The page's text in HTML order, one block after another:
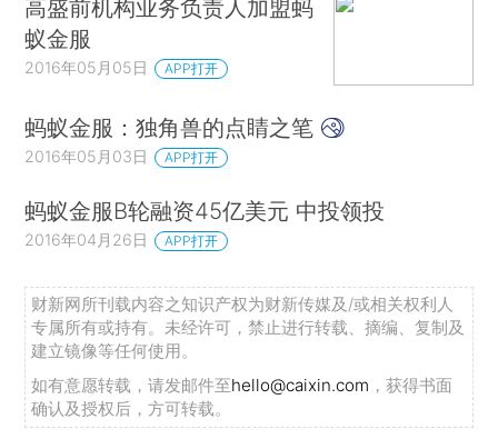
高盛前机构业务负责人加盟蚂
蚁金服
2016年05月05日 APP打开
蚂蚁金服：独角兽的点睛之笔
2016年05月03日 APP打开
蚂蚁金服B轮融资45亿美元 中投领投
2016年04月26日 APP打开
财新网所刊载内容之知识产权为财新传媒及/或相关权利人
专属所有或持有。未经许可，禁止进行转载、摘编、复制及
建立镜像等任何使用。
如有意愿转载，请发邮件至hello@caixin.com ，获得书面
确认及授权后，方可转载。